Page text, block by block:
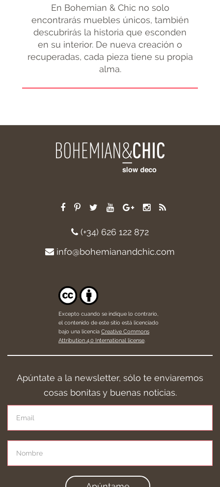
En Bohemian & Chic no solo
encontrarás muebles únicos, también
descubrirás la historia que esconden
en su interior. De nueva creación o
recuperadas, cada pieza tiene su propia
alma.
(+34) 626 122 872
info@bohemianandchic.com
Excepto cuando se indique lo contrario,
el contenido de este sitio está licenciado
bajo una licencia Creative Commons
Attribution 4.0 International license.
Apúntate a la newsletter, sólo te enviaremos
cosas bonitas y buenas noticias.